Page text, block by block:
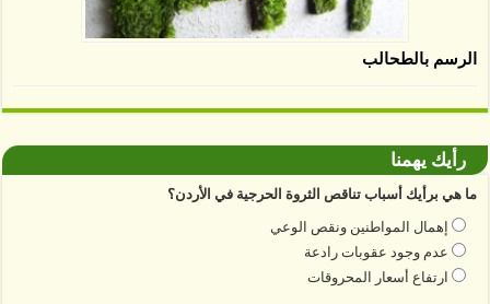
الرسم بالطحالب
رأيك يهمنا
ما هي برأيك أسباب تناقص الثروة الحرجية في الأردن؟
إهمال المواطنين ونقص الوعي
عدم وجود عقوبات رادعة
ارتفاع أسعار المحروقات